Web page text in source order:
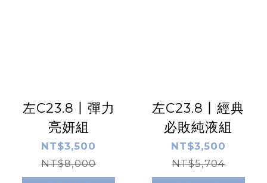
左C23.8丨彈力
亮妍組
NT$3,500
NT$8,000
左C23.8丨經典
必敗純液組
NT$3,500
NT$5,704